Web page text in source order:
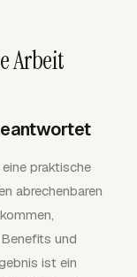
Arbeit
praktische
abrechenbaren
und
ist ein